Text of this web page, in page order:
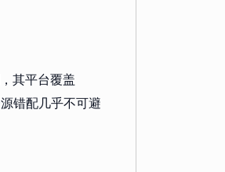
其平台覆盖
错配几乎不可避